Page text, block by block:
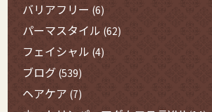
バリアフリー (6)
パーマスタイル (62)
フェイシャル (4)
ブログ (539)
ヘアケア (7)